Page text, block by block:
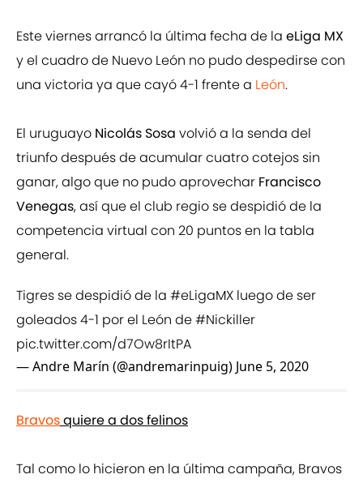
Este viernes arrancó la última fecha de la eLiga MX
y el cuadro de Nuevo León no pudo despedirse con
una victoria ya que cayó 4-1 frente a León.
El uruguayo Nicolás Sosa volvió a la senda del
triunfo después de acumular cuatro cotejos sin
ganar, algo que no pudo aprovechar Francisco
Venegas, así que el club regio se despidió de la
competencia virtual con 20 puntos en la tabla
general.
Tigres se despidió de la #eLigaMX luego de ser
goleados 4-1 por el León de#Nickiller
pic.twitter.com/d7Ow8rItPA
— Andre Marín (@andremarinpuig) June 5, 2020
Bravosquiere a dos felinos
Tal como lo hicieron en la última campaña, Bravos